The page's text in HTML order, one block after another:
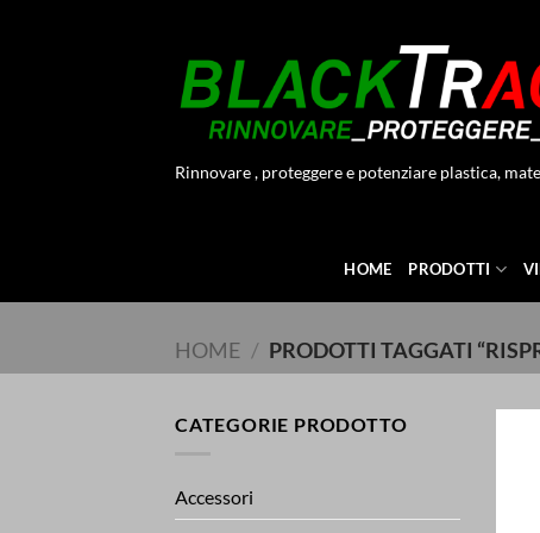
Rinnovare , proteggere e potenziare plastica,
HOME PRODOTTI
HOME / PRODOTTI TAGGATI
CATEGORIE PRODOTTO
Accessori